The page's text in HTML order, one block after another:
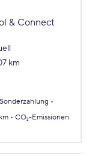
& Connect
km
CO₂-Emissionen